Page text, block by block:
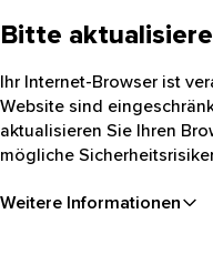
Bitte
Ihr Internet-Browser ist
Website sind
aktualisieren Sie Ihren
mögliche
Weitere Informationen